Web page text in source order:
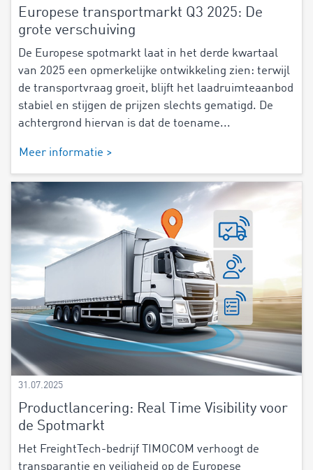
Europese transportmarkt Q3 2025: De
grote verschuiving
De Europese spotmarkt laat in het derde kwartaal
van 2025 een opmerkelijke ontwikkeling zien: terwijl
de transportvraag groeit, blijft het laadruimteaanbod
stabiel en stijgen de prijzen slechts gematigd. De
achtergrond hiervan is dat de toename...
Meer informatie >
31.07.2025
Productlancering: Real Time Visibility voor
de Spotmarkt
Het FreightTech-bedrijf TIMOCOM verhoogt de
transparantie en veiligheid op de Europese